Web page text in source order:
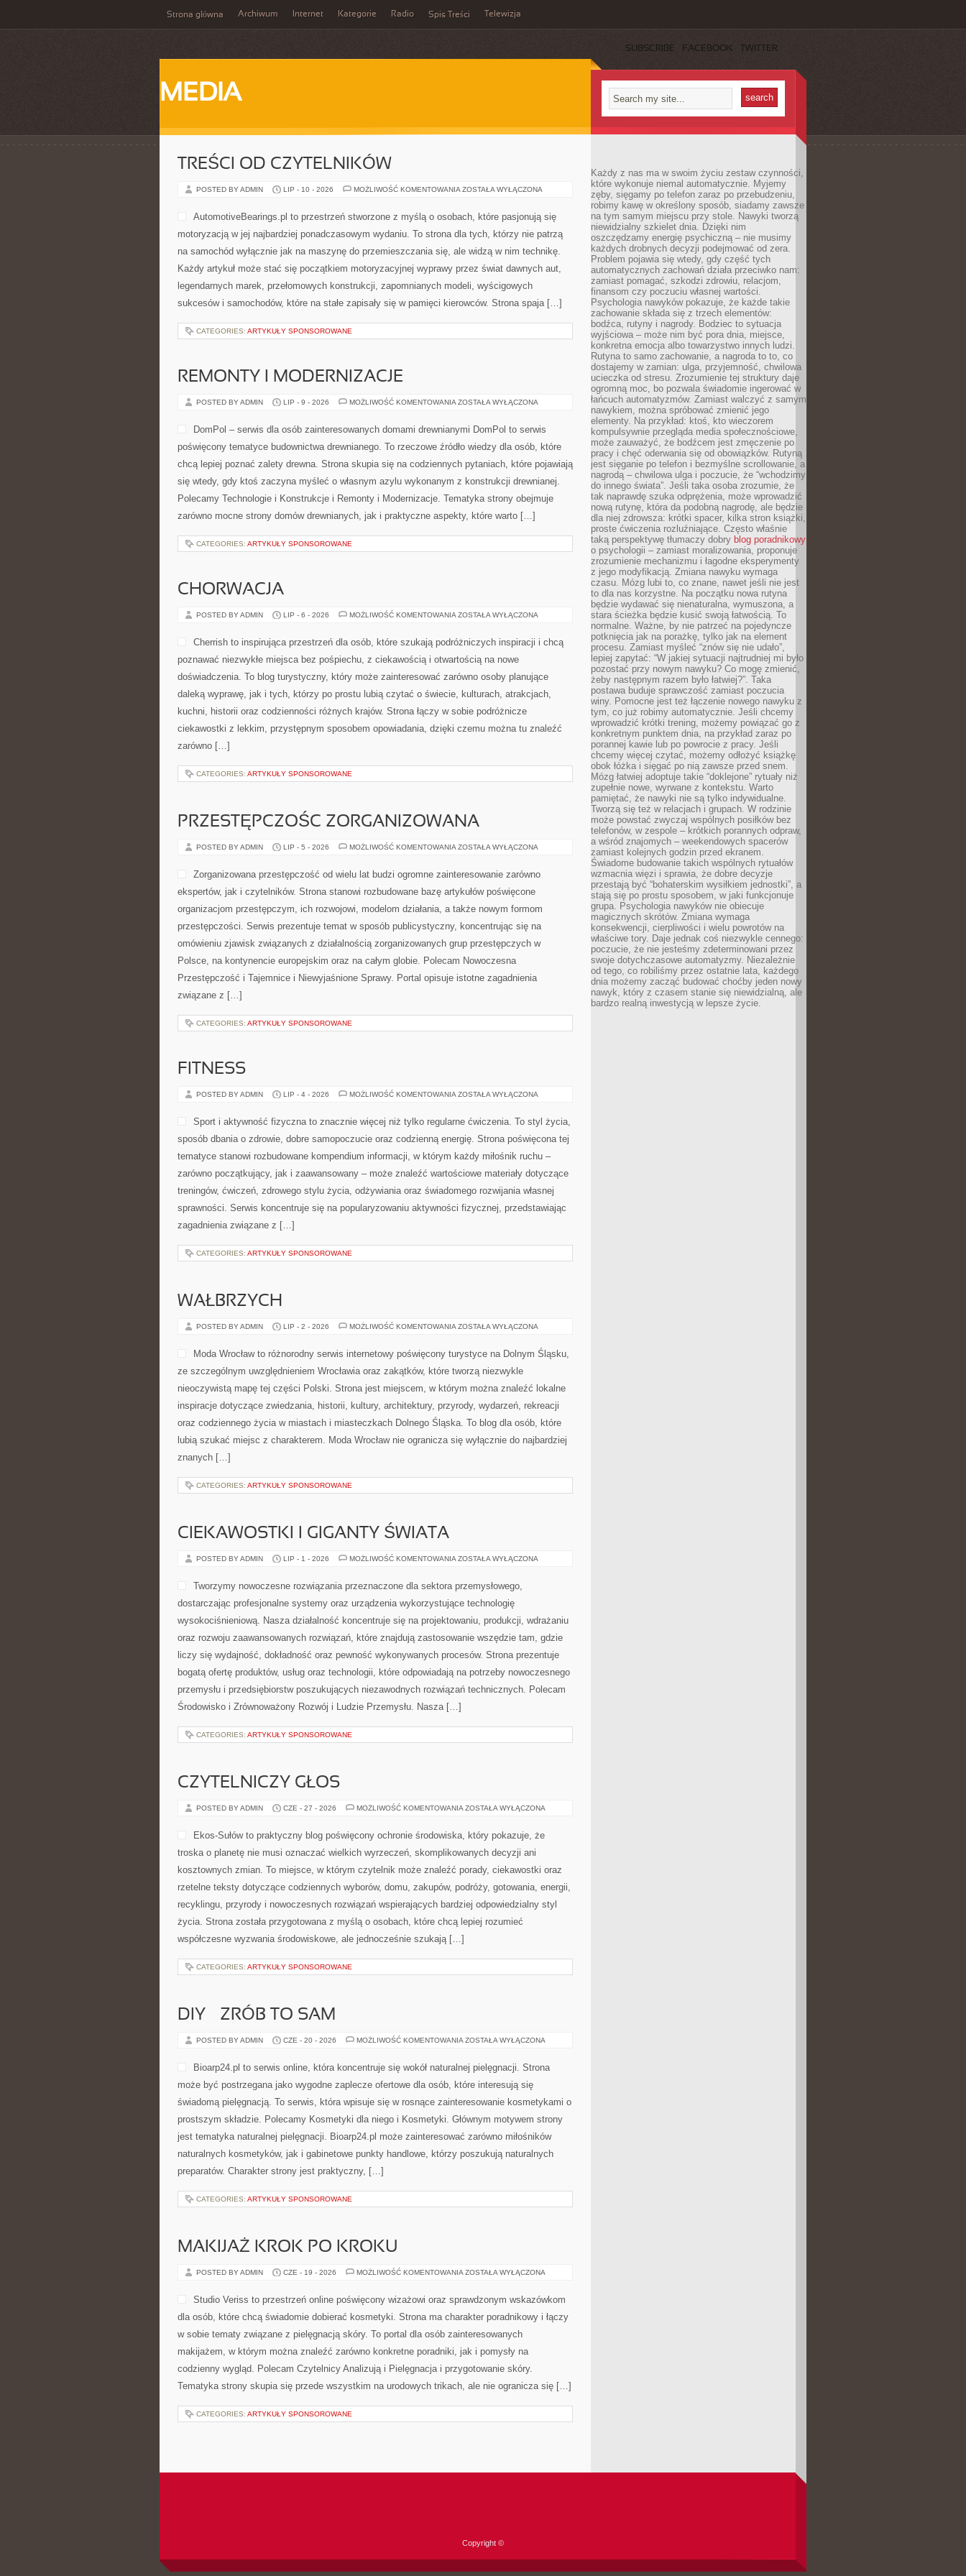
Strona główna Archiwum Internet Kategorie Radio Spis Treści Telewizja
SUBSCRIBE FACEBOOK TWITTER
MEDIA
TREŚCI OD CZYTELNIKÓW
POSTED BY ADMIN LIP - 10 - 2026 MOŻLIWOŚĆ KOMENTOWANIA TREŚCI
ZOSTAŁA WYŁĄCZONA
AutomotiveBearings.pl to przestrzeń stworzone z myślą o osobach, które pasjonują się
motoryzacją w jej najbardziej ponadczasowym wydaniu. To strona dla tych, którzy nie patrzą
na samochód wyłącznie jak na maszynę do przemieszczania się, ale widzą w nim technikę.
Każdy artykuł może stać się początkiem motoryzacyjnej wyprawy przez świat dawnych aut,
legendarnych marek, przełomowych konstrukcji, zapomnianych modeli, wyścigowych
sukcesów i samochodów, które na stałe zapisały się w pamięci kierowców. Strona spaja […]
CATEGORIES: ARTYKUŁY SPONSOROWANE
REMONTY I MODERNIZACJE
POSTED BY ADMIN LIP - 9 - 2026 MOŻLIWOŚĆ KOMENTOWANIA REMONTY
ZOSTAŁA WYŁĄCZONA
DomPol – serwis dla osób zainteresowanych domami drewnianymi DomPol to serwis
poświęcony tematyce budownictwa drewnianego. To rzeczowe źródło wiedzy dla osób, które
chcą lepiej poznać zalety drewna. Strona skupia się na codziennych pytaniach, które pojawiają
się wtedy, gdy ktoś zaczyna myśleć o własnym azylu wykonanym z konstrukcji drewnianej.
Polecamy Technologie i Konstrukcje i Remonty i Modernizacje. Tematyka strony obejmuje
zarówno mocne strony domów drewnianych, jak i praktyczne aspekty, które warto […]
CATEGORIES: ARTYKUŁY SPONSOROWANE
CHORWACJA
POSTED BY ADMIN LIP - 6 - 2026 MOŻLIWOŚĆ KOMENTOWANIA CHORWACJA
ZOSTAŁA WYŁĄCZONA
Cherrish to inspirująca przestrzeń dla osób, które szukają podróżniczych inspiracji i chcą
poznawać niezwykłe miejsca bez pośpiechu, z ciekawością i otwartością na nowe
doświadczenia. To blog turystyczny, który może zainteresować zarówno osoby planujące
daleką wyprawę, jak i tych, którzy po prostu lubią czytać o świecie, kulturach, atrakcjach,
kuchni, historii oraz codzienności różnych krajów. Strona łączy w sobie podróżnicze
ciekawostki z lekkim, przystępnym sposobem opowiadania, dzięki czemu można tu znaleźć
zarówno […]
CATEGORIES: ARTYKUŁY SPONSOROWANE
PRZESTĘPCZOŚC ZORGANIZOWANA
POSTED BY ADMIN LIP - 5 - 2026 MOŻLIWOŚĆ KOMENTOWANIA PRZESTĘPCZOŚC
ZOSTAŁA WYŁĄCZONA
Zorganizowana przestępczość od wielu lat budzi ogromne zainteresowanie zarówno
ekspertów, jak i czytelników. Strona stanowi rozbudowane bazę artykułów poświęcone
organizacjom przestępczym, ich rozwojowi, modelom działania, a także nowym formom
przestępczości. Serwis prezentuje temat w sposób publicystyczny, koncentrując się na
omówieniu zjawisk związanych z działalnością zorganizowanych grup przestępczych w
Polsce, na kontynencie europejskim oraz na całym globie. Polecam Nowoczesna
Przestępczość i Tajemnice i Niewyjaśnione Sprawy. Portal opisuje istotne zagadnienia
związane z […]
CATEGORIES: ARTYKUŁY SPONSOROWANE
FITNESS
POSTED BY ADMIN LIP - 4 - 2026 MOŻLIWOŚĆ KOMENTOWANIA FITNESS
ZOSTAŁA WYŁĄCZONA
Sport i aktywność fizyczna to znacznie więcej niż tylko regularne ćwiczenia. To styl życia,
sposób dbania o zdrowie, dobre samopoczucie oraz codzienną energię. Strona poświęcona tej
tematyce stanowi rozbudowane kompendium informacji, w którym każdy miłośnik ruchu –
zarówno początkujący, jak i zaawansowany – może znaleźć wartościowe materiały dotyczące
treningów, ćwiczeń, zdrowego stylu życia, odżywiania oraz świadomego rozwijania własnej
sprawności. Serwis koncentruje się na popularyzowaniu aktywności fizycznej, przedstawiając
zagadnienia związane z […]
CATEGORIES: ARTYKUŁY SPONSOROWANE
WAŁBRZYCH
POSTED BY ADMIN LIP - 2 - 2026 MOŻLIWOŚĆ KOMENTOWANIA WAŁBRZYCH
ZOSTAŁA WYŁĄCZONA
Moda Wrocław to różnorodny serwis internetowy poświęcony turystyce na Dolnym Śląsku,
ze szczególnym uwzględnieniem Wrocławia oraz zakątków, które tworzą niezwykle
nieoczywistą mapę tej części Polski. Strona jest miejscem, w którym można znaleźć lokalne
inspiracje dotyczące zwiedzania, historii, kultury, architektury, przyrody, wydarzeń, rekreacji
oraz codziennego życia w miastach i miasteczkach Dolnego Śląska. To blog dla osób, które
lubią szukać miejsc z charakterem. Moda Wrocław nie ogranicza się wyłącznie do najbardziej
znanych […]
CATEGORIES: ARTYKUŁY SPONSOROWANE
CIEKAWOSTKI I GIGANTY ŚWIATA
POSTED BY ADMIN LIP - 1 - 2026 MOŻLIWOŚĆ KOMENTOWANIA CIEKAWOSTKI
ZOSTAŁA WYŁĄCZONA
Tworzymy nowoczesne rozwiązania przeznaczone dla sektora przemysłowego,
dostarczając profesjonalne systemy oraz urządzenia wykorzystujące technologię
wysokociśnieniową. Nasza działalność koncentruje się na projektowaniu, produkcji, wdrażaniu
oraz rozwoju zaawansowanych rozwiązań, które znajdują zastosowanie wszędzie tam, gdzie
liczy się wydajność, dokładność oraz pewność wykonywanych procesów. Strona prezentuje
bogatą ofertę produktów, usług oraz technologii, które odpowiadają na potrzeby nowoczesnego
przemysłu i przedsiębiorstw poszukujących niezawodnych rozwiązań technicznych. Polecam
Środowisko i Zrównoważony Rozwój i Ludzie Przemysłu. Nasza […]
CATEGORIES: ARTYKUŁY SPONSOROWANE
CZYTELNICZY GŁOS
POSTED BY ADMIN CZE - 27 - 2026 MOŻLIWOŚĆ KOMENTOWANIA CZYTELNICZY
ZOSTAŁA WYŁĄCZONA
Ekos-Sułów to praktyczny blog poświęcony ochronie środowiska, który pokazuje, że
troska o planetę nie musi oznaczać wielkich wyrzeczeń, skomplikowanych decyzji ani
kosztownych zmian. To miejsce, w którym czytelnik może znaleźć porady, ciekawostki oraz
rzetelne teksty dotyczące codziennych wyborów, domu, zakupów, podróży, gotowania, energii,
recyklingu, przyrody i nowoczesnych rozwiązań wspierających bardziej odpowiedzialny styl
życia. Strona została przygotowana z myślą o osobach, które chcą lepiej rozumieć
współczesne wyzwania środowiskowe, ale jednocześnie szukają […]
CATEGORIES: ARTYKUŁY SPONSOROWANE
DIY – ZRÓB TO SAM
POSTED BY ADMIN CZE - 20 - 2026 MOŻLIWOŚĆ KOMENTOWANIA DIY
TO
SAM
ZOSTAŁA WYŁĄCZONA
Bioarp24.pl to serwis online, która koncentruje się wokół naturalnej pielęgnacji. Strona
może być postrzegana jako wygodne zaplecze ofertowe dla osób, które interesują się
świadomą pielęgnacją. To serwis, która wpisuje się w rosnące zainteresowanie kosmetykami o
prostszym składzie. Polecamy Kosmetyki dla niego i Kosmetyki. Głównym motywem strony
jest tematyka naturalnej pielęgnacji. Bioarp24.pl może zainteresować zarówno miłośników
naturalnych kosmetyków, jak i gabinetowe punkty handlowe, którzy poszukują naturalnych
preparatów. Charakter strony jest praktyczny, […]
CATEGORIES: ARTYKUŁY SPONSOROWANE
MAKIJAŻ KROK PO KROKU
POSTED BY ADMIN CZE - 19 - 2026 MOŻLIWOŚĆ KOMENTOWANIA MAKIJAŻ
KROKU
ZOSTAŁA WYŁĄCZONA
Studio Veriss to przestrzeń online poświęcony wizażowi oraz sprawdzonym wskazówkom
dla osób, które chcą świadomie dobierać kosmetyki. Strona ma charakter poradnikowy i łączy
w sobie tematy związane z pielęgnacją skóry. To portal dla osób zainteresowanych
makijażem, w którym można znaleźć zarówno konkretne poradniki, jak i pomysły na
codzienny wygląd. Polecam Czytelnicy Analizują i Pielęgnacja i przygotowanie skóry.
Tematyka strony skupia się przede wszystkim na urodowych trikach, ale nie ogranicza się […]
CATEGORIES: ARTYKUŁY SPONSOROWANE
Każdy z nas ma w swoim życiu zestaw czynności,
które wykonuje niemal automatycznie. Myjemy
zęby, sięgamy po telefon zaraz po przebudzeniu,
robimy kawę w określony sposób, siadamy zawsze
na tym samym miejscu przy stole. Nawyki tworzą
niewidzialny szkielet dnia. Dzięki nim
oszczędzamy energię psychiczną – nie musimy
każdych drobnych decyzji podejmować od zera.
Problem pojawia się wtedy, gdy część tych
automatycznych zachowań działa przeciwko nam:
zamiast pomagać, szkodzi zdrowiu, relacjom,
finansom czy poczuciu własnej wartości.
Psychologia nawyków pokazuje, że każde takie
zachowanie składa się z trzech elementów:
bodźca, rutyny i nagrody. Bodziec to sytuacja
wyjściowa – może nim być pora dnia, miejsce,
konkretna emocja albo towarzystwo innych ludzi.
Rutyna to samo zachowanie, a nagroda to to, co
dostajemy w zamian: ulga, przyjemność, chwilowa
ucieczka od stresu. Zrozumienie tej struktury daje
ogromną moc, bo pozwala świadomie ingerować w
łańcuch automatyzmów. Zamiast walczyć z samym
nawykiem, można spróbować zmienić jego
elementy. Na przykład: ktoś, kto wieczorem
kompulsywnie przegląda media społecznościowe,
może zauważyć, że bodźcem jest zmęczenie po
pracy i chęć oderwania się od obowiązków. Rutyną
jest sięganie po telefon i bezmyślne scrollowanie, a
nagrodą – chwilowa ulga i poczucie, że “wchodzimy
do innego świata”. Jeśli taka osoba zrozumie, że
tak naprawdę szuka odprężenia, może wprowadzić
nową rutynę, która da podobną nagrodę, ale będzie
dla niej zdrowsza: krótki spacer, kilka stron książki,
proste ćwiczenia rozluźniające. Często właśnie
taką perspektywę tłumaczy dobry blog poradnikowy
o psychologii – zamiast moralizowania, proponuje
zrozumienie mechanizmu i łagodne eksperymenty
z jego modyfikacją. Zmiana nawyku wymaga
czasu. Mózg lubi to, co znane, nawet jeśli nie jest
to dla nas korzystne. Na początku nowa rutyna
będzie wydawać się nienaturalna, wymuszona, a
stara ścieżka będzie kusić swoją łatwością. To
normalne. Ważne, by nie patrzeć na pojedyncze
potknięcia jak na porażkę, tylko jak na element
procesu. Zamiast myśleć “znów się nie udało”,
lepiej zapytać: “W jakiej sytuacji najtrudniej mi było
pozostać przy nowym nawyku? Co mogę zmienić,
żeby następnym razem było łatwiej?”. Taka
postawa buduje sprawczość zamiast poczucia
winy. Pomocne jest też łączenie nowego nawyku z
tym, co już robimy automatycznie. Jeśli chcemy
wprowadzić krótki trening, możemy powiązać go z
konkretnym punktem dnia, na przykład zaraz po
porannej kawie lub po powrocie z pracy. Jeśli
chcemy więcej czytać, możemy odłożyć książkę
obok łóżka i sięgać po nią zawsze przed snem.
Mózg łatwiej adoptuje takie “doklejone” rytuały niż
zupełnie nowe, wyrwane z kontekstu. Warto
pamiętać, że nawyki nie są tylko indywidualne.
Tworzą się też w relacjach i grupach. W rodzinie
może powstać zwyczaj wspólnych posiłków bez
telefonów, w zespole – krótkich porannych odpraw,
a wśród znajomych – weekendowych spacerów
zamiast kolejnych godzin przed ekranem.
Świadome budowanie takich wspólnych rytuałów
wzmacnia więzi i sprawia, że dobre decyzje
przestają być “bohaterskim wysiłkiem jednostki”, a
stają się po prostu sposobem, w jaki funkcjonuje
grupa. Psychologia nawyków nie obiecuje
magicznych skrótów. Zmiana wymaga
konsekwencji, cierpliwości i wielu powrotów na
właściwe tory. Daje jednak coś niezwykle cennego:
poczucie, że nie jesteśmy zdeterminowani przez
swoje dotychczasowe automatyzmy. Niezależnie
od tego, co robiliśmy przez ostatnie lata, każdego
dnia możemy zacząć budować choćby jeden nowy
nawyk, który z czasem stanie się niewidzialną, ale
bardzo realną inwestycją w lepsze życie.
Copyright ©